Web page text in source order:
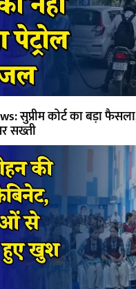
सुप्रीम कोर्ट का बड़ा फैसला,
सख्ती